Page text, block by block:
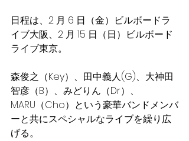
⽇程は、2 ⽉ 6 ⽇（⾦）ビルボードラ
イブ⼤阪、2 ⽉ 15 ⽇（⽇）ビルボード
ライブ東京。
森俊之（Key）、⽥中義⼈(G)、⼤神⽥
智彦（B）、みどりん（Dr）、
MARU（Cho）という豪華バンドメンバ
ーと共にスペシャルなライブを繰り広
げる。